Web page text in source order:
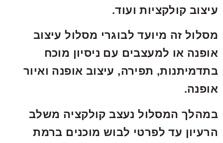
עיצוב קולקציות ועוד.
מסלול זה מיועד לבוגרי מסלול עיצוב
אופנה או למעצבים עם ניסיון מוכח
בתדמיתנות, תפירה, עיצוב אופנה ואיור
אופנה.
במהלך המסלול נעצב קולקציה משלב
הרעיון עד לפרטי לבוש מוכנים ברמת